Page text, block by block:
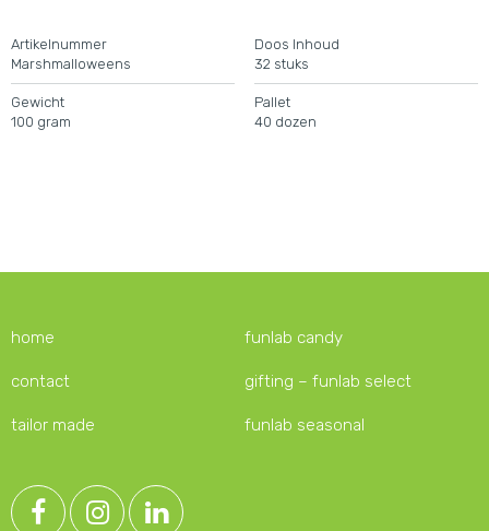
Artikelnummer
Marshmalloweens
Gewicht
100 gram
Doos Inhoud
32 stuks
Pallet
40 dozen
home
contact
tailor made
funlab candy
gifting – funlab select
funlab seasonal